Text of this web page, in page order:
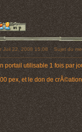
Juil 22, 2008 15:08 Sujet du
portail utilisable 1 fois par
pex, et le don de